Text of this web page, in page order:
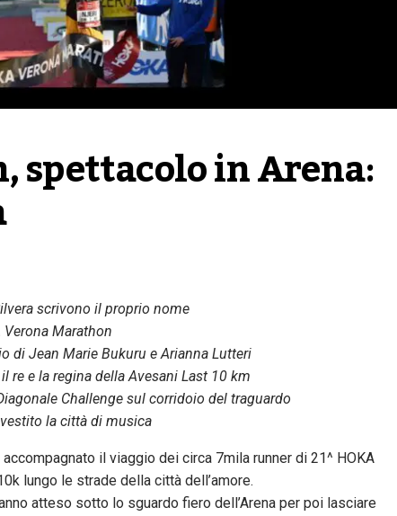
spettacolo in Arena:
scrivono il proprio nome
Verona Marathon
di Jean Marie Bukuru e Arianna Lutteri
re e la regina della Avesani Last 10 km
Challenge sul corridoio del traguardo
la città di musica
il viaggio dei circa 7mila runner di 21^ HOKA
10k lungo le strade della città dell’amore.
atteso sotto lo sguardo fiero dell’Arena per poi lasciare